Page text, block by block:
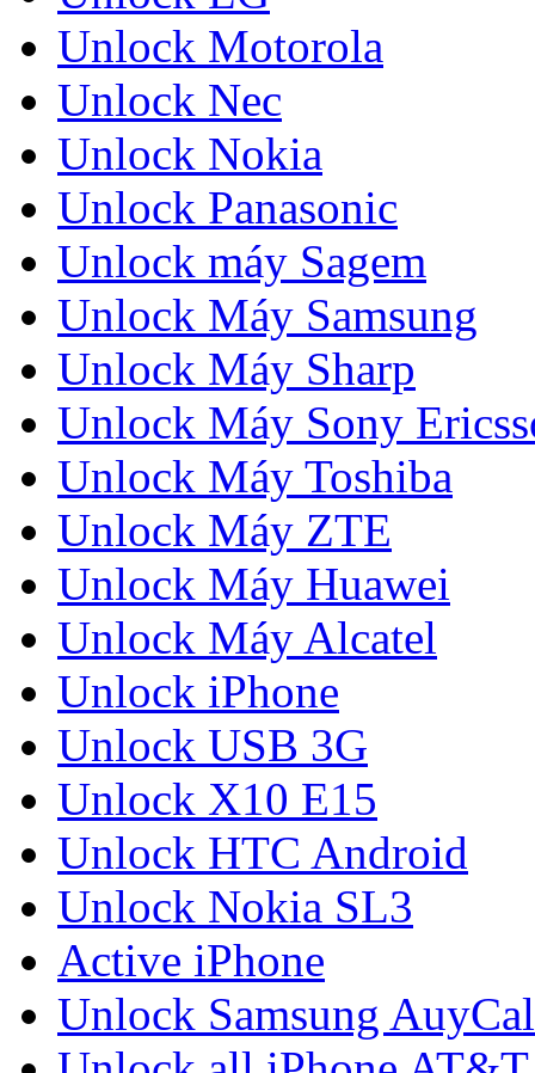
Unlock Motorola
Unlock Nec
Unlock Nokia
Unlock Panasonic
Unlock máy Sagem
Unlock Máy Samsung
Unlock Máy Sharp
Unlock Máy Sony
Unlock Máy Toshiba
Unlock Máy ZTE
Unlock Máy Huawei
Unlock Máy Alcatel
Unlock iPhone
Unlock USB 3G
Unlock X10 E15
Unlock HTC Android
Unlock Nokia SL3
Active iPhone
Unlock Samsung